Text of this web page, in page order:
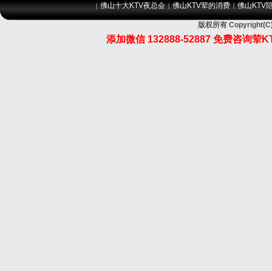
|佛山十大KTV夜总会 |佛山KTV荤的消费 |佛山KTV
版权所有
添加微信 132888-52887 免费咨询荤